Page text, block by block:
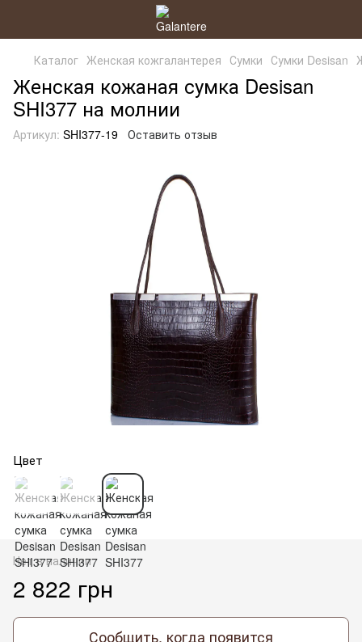
Каталог Женская кожгалантерея Сумки Сумки Desisan
Женская кожаная сумка Desisan
SHI377 на молнии
Артикул: SHI377-19 Оставить отзыв
Цвет
Нет в наличии
2 822 грн
Сообщить, когда появится